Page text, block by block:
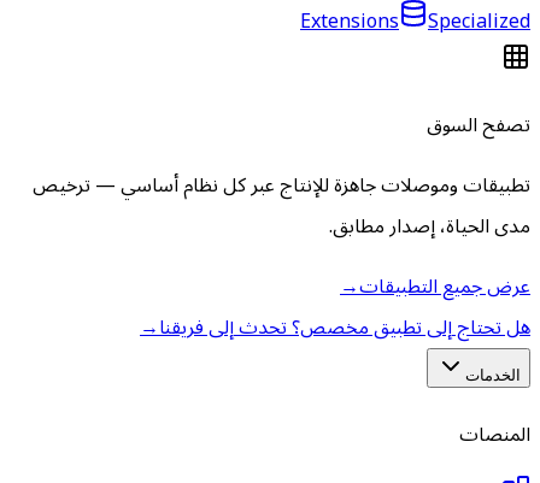
Extensions
Specialized
تصفح السوق
تطبيقات وموصلات جاهزة للإنتاج عبر كل نظام أساسي — ترخيص
مدى الحياة، إصدار مطابق.
عرض جميع التطبيقات→
هل تحتاج إلى تطبيق مخصص؟ تحدث إلى فريقنا→
الخدمات
المنصات